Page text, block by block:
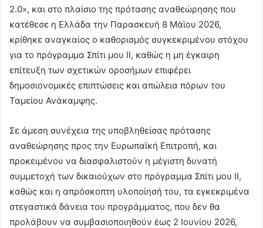
2.0», και στο πλαίσιο της πρότασης αναθεώρησης που
κατέθεσε η Ελλάδα την Παρασκευή 8 Μάϊου 2026,
κρίθηκε αναγκαίος ο καθορισμός συγκεκριμένου στόχου
για το πρόγραμμα Σπίτι μου ΙΙ, καθώς η μη έγκαιρη
επίτευξη των σχετικών οροσήμων επιφέρει
δημοσιονομικές επιπτώσεις και απώλεια πόρων του
Ταμείου Ανάκαμψης.
Σε άμεση συνέχεια της υποβληθείσας πρότασης
αναθεώρησης προς την Ευρωπαϊκή Επιτροπή, και
προκειμένου να διασφαλιστούν η μέγιστη δυνατή
συμμετοχή των δικαιούχων στο πρόγραμμα Σπίτι μου ΙΙ,
καθώς και η απρόσκοπτη υλοποίησή του, τα εγκεκριμένα
στεγαστικά δάνεια του προγράμματος, που δεν θα
προλάβουν να συμβασιοποιηθούν έως 2 Ιουνίου 2026,